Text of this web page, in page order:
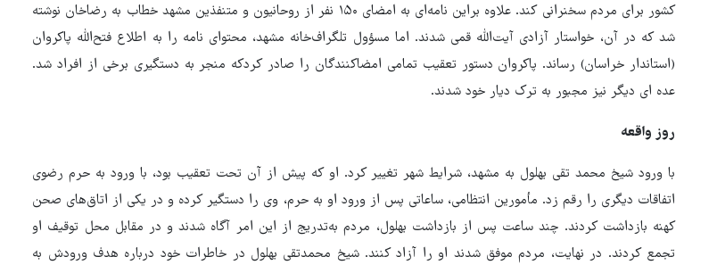
کشور برای مردم سخنرانی کند. علاوه براین نامه‌ای به امضای ۱۵۰ نفر از روحانیون و متنفذین مشهد خطاب به رضاخان نوشته
شد که در آن، خواستار آزادی آیت‌الله قمی شدند. اما مسؤول تلگراف‌خانه مشهد، محتوای نامه را به اطلاع فتح‌الله پاکروان
(استاندار خراسان) رساند. پاکروان دستور تعقیب تمامی امضاکنندگان را صادر کردکه منجر به دستگیری برخی از افراد شد.
عده ای دیگر نیز مجبور به ترک دیار خود شدند.
روز واقعه
با ورود شیخ محمد تقی بهلول به مشهد، شرایط شهر تغییر کرد. او که پیش از آن تحت تعقیب بود، با ورود به حرم رضوی
اتفاقات دیگری را رقم زد. مأمورین انتظامی، ساعاتی پس از ورود او به حرم، وی را دستگیر کرده و در یکی از اتاق‌های صحن
کهنه بازداشت کردند. چند ساعت پس از بازداشت بهلول، مردم به‌تدریج از این امر آگاه شدند و در مقابل محل توقیف او
تجمع کردند. در نهایت، مردم موفق شدند او را آزاد کنند. شیخ محمدتقی بهلول در خاطرات خود درباره هدف ورودش به